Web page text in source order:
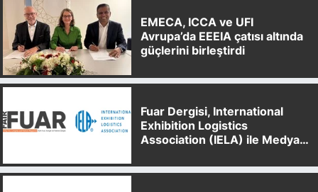
EMECA, ICCA ve UFI
Avrupa’da EEEIA çatısı altında
güçlerini birleştirdi
Fuar Dergisi, International
Exhibition Logistics
Association (IELA) ile Medya